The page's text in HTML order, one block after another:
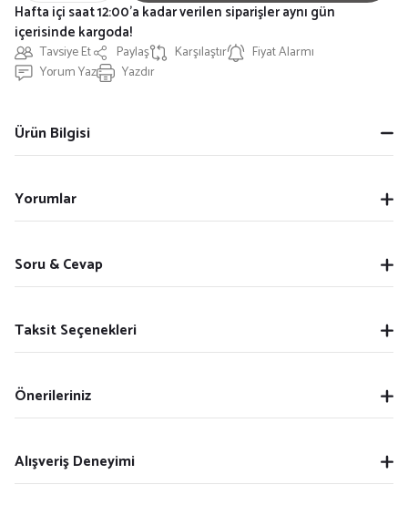
Tavsiye Et Paylaş Karşılaştır
Fiyat Alarmı
Yorum Yaz
Yazdır
Hafta içi saat 12:00'a kadar verilen siparişler aynı gün
içerisinde kargoda!
Ürün Bilgisi
Yorumlar
Soru & Cevap
Taksit Seçenekleri
Önerileriniz
Alışveriş Deneyimi